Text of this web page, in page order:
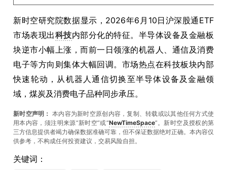
新时空研究院数据显示，2026年6月10日沪深股通ETF
市场表现出科技内部分化的特征。半导体设备及金融板
块逆市小幅上涨，而前一日领涨的机器人、通信及消费
电子等方向则集体大幅回调。市场热点在科技板块内部
快速轮动，从机器人通信切换至半导体设备及金融领
域，煤炭及消费电子品种同步承压。
新时空声明： 本内容为新时空原创内容，复制、转载或以其他任何方式使
用本内容，须注明来源“新时空”或“NewTimeSpace”。新时空及授权的第
三方信息提供者竭力确保数据准确可靠，但不保证数据绝对正确。本內容仅
供参考，不构成任何投资建议，交易风险自担。
关键词：